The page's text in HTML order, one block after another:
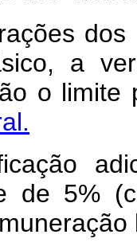
a
o
de 5%